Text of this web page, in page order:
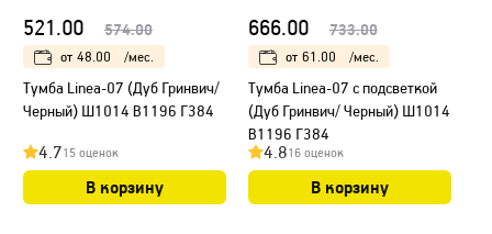
521.00 574.00
от 48.00 /мес.
Тумба Linea-07 (Дуб Гринвич/
Черный) Ш1014 В1196 Г384
4.715 оценок
В корзину
666.00 733.00
от 61.00 /мес.
Тумба Linea-07 с подсветкой
(Дуб Гринвич/ Черный) Ш1014
В1196 Г384
4.816 оценок
В корзину